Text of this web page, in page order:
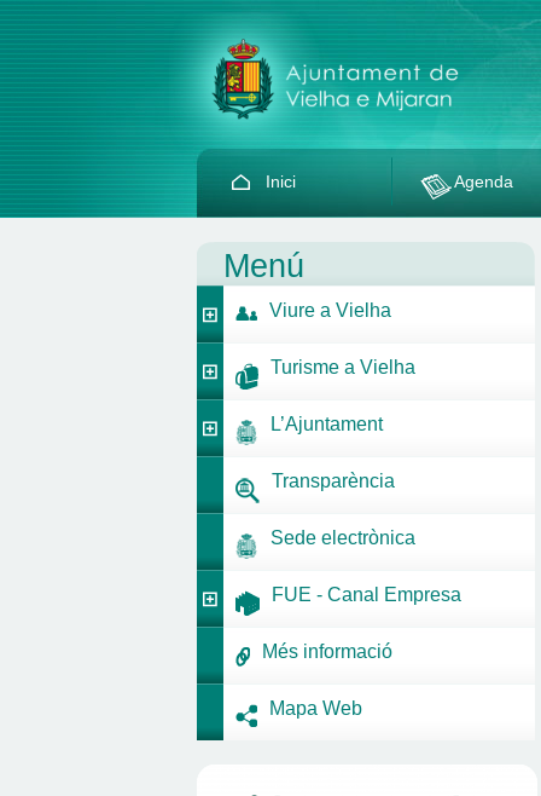
Inici Agenda
Menú
Viure a Vielha
Turisme a Vielha
L’Ajuntament
Transparència
Sede electrònica
FUE - Canal Empresa
Més informació
Mapa Web